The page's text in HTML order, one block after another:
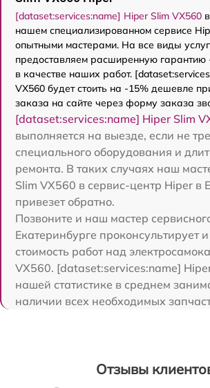
[dataset:services:name] Hiper Slim VX560
нашем специализированном сервисе
опытными мастерами. На все виды
предоставляем расширенную
в качестве наших работ.
VX560 будет стоить на -15% дешевле
заказа на сайте через форму заказа
[dataset:services:name] Hiper Slim
выполняется на выезде, если не
специального оборудования и
ремонта. В таких случаях наш
Slim VX560 в сервис-центр Hiper в
привезет обратно.
Позвоните и наш мастер
Екатеринбурге проконсультирует
стоимость работ над
VX560. [dataset:services:name]
нашей статистике в среднем
наличии всех необходимых
Отзывы